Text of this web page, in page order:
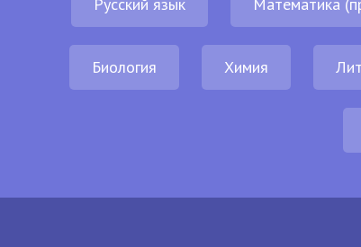
Биология Химия